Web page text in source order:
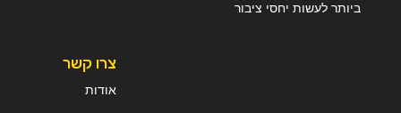
ביותר לעשות יחסי ציבור
צרו קשר
אודות